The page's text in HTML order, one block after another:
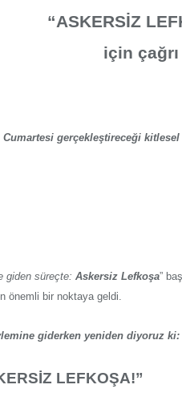
“ASKERSİZ
için çağrı
Cumartesi gerçekleştireceği
giden süreçte: Askersiz Lefkoşa”
önemli bir noktaya geldi.
giderken yeniden diyoruz ki:
LEFKOŞA!”